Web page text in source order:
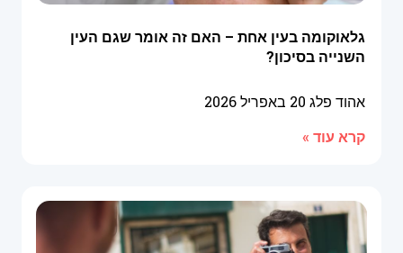
גלאוקומה בעין אחת – האם זה אומר שגם העין
השנייה בסיכון?
אהוד פלג 20 באפריל 2026
קרא עוד »